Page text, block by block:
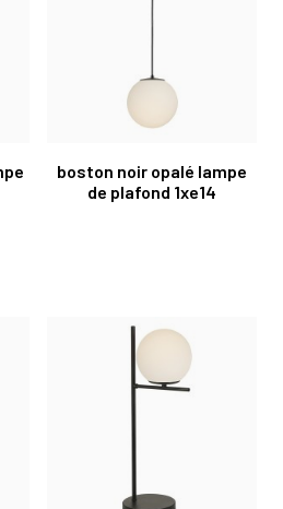
boston noir opalé lampe
de plafond 1xe14